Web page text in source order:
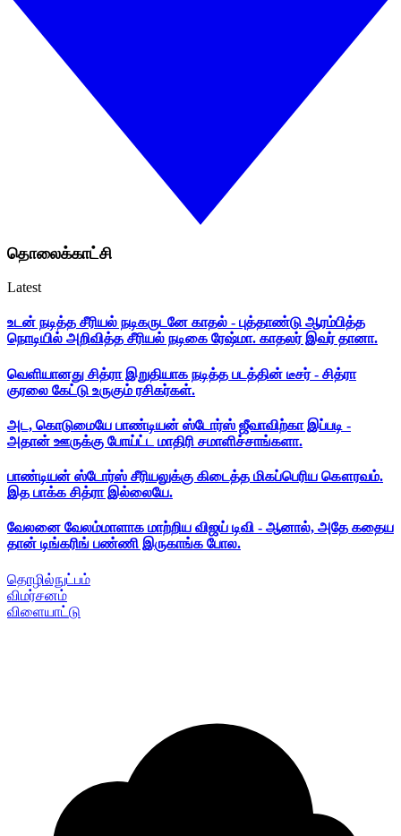
தொலைக்காட்சி
Latest
உடன் நடித்த சீரியல் நடிகருடனே காதல் - புத்தாண்டு ஆரம்பித்த
நொடியில் அறிவித்த சீரியல் நடிகை ரேஷ்மா. காதலர் இவர் தானா.
வெளியானது சித்ரா இறுதியாக நடித்த படத்தின் டீசர் - சித்ரா
குரலை கேட்டு உருகும் ரசிகர்கள்.
அட, கொடுமையே பாண்டியன் ஸ்டோர்ஸ் ஜீவாவிற்கா இப்படி -
அதான் ஊருக்கு போய்ட்ட மாதிரி சமாளிச்சாங்களா.
பாண்டியன் ஸ்டோர்ஸ் சீரியலுக்கு கிடைத்த மிகப்பெரிய கௌரவம்.
இத பாக்க சித்ரா இல்லையே.
வேலனை வேலம்மாளாக மாற்றிய விஜய் டிவி - ஆனால், அதே கதைய
தான் டிங்கரிங் பண்ணி இருகாங்க போல.
தொழில்நுட்பம்
விமர்சனம்
விளையாட்டு